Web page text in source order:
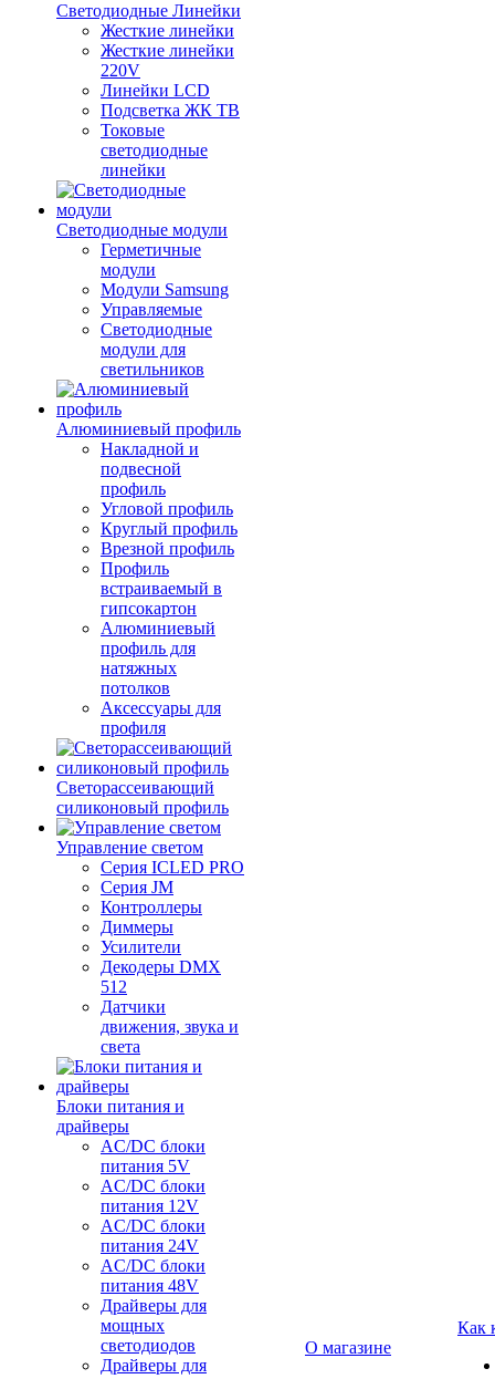
Светодиодные Линейки
Жесткие линейки
Жесткие линейки
220V
Линейки LCD
Подсветка ЖК ТВ
Токовые
светодиодные
линейки
Светодиодные модули
Герметичные
модули
Модули Samsung
Управляемые
Светодиодные
модули для
светильников
Алюминиевый профиль
Накладной и
подвесной
профиль
Угловой профиль
Круглый профиль
Врезной профиль
Профиль
встраиваемый в
гипсокартон
Алюминиевый
профиль для
натяжных
потолков
Аксессуары для
профиля
Светорассеивающий
силиконовый профиль
Управление светом
Серия ICLED PRO
Серия JM
Контроллеры
Диммеры
Усилители
Декодеры DMX
512
Датчики
движения, звука и
света
Блоки питания и
драйверы
AC/DC блоки
питания 5V
AC/DC блоки
питания 12V
AC/DC блоки
питания 24V
AC/DC блоки
питания 48V
Драйверы для
мощных
светодиодов
Драйверы для
О магазине
Как